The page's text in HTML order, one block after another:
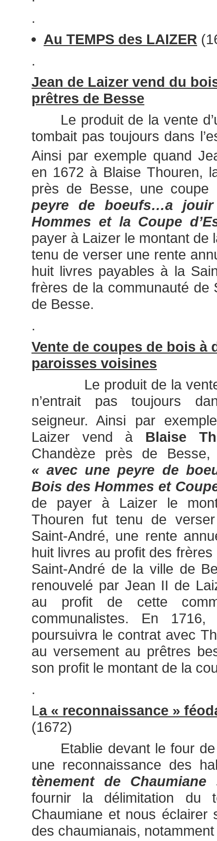
.
Au TEMPS des LAIZER
.
Jean de Laizer vend du
prêtres de Besse
Le produit de la vente
tombait pas toujours dans
Ainsi par exemple quand
en 1672 à Blaise Thouren,
près de Besse, une
peyre de boeufs…a
Hommes et la Coupe
payer à Laizer le montant de
tenu de verser une rente
huit livres payables à la
frères de la communauté de
de Besse.
.
Vente de coupes de bois à
paroisses voisines
Le produit de la vente
n’entrait pas toujours
seigneur. Ainsi par
Laizer vend à Blaise
Chandèze près de
« avec une peyre de
Bois des Hommes et
de payer à Laizer le
Thouren fut tenu de
Saint-André, une rente
huit livres au profit des
Saint-André de la ville de
renouvelé par Jean II de
au profit de cette
communalistes. En
poursuivra le contrat avec
au versement au prêtres
son profit le montant de la
.
La « reconnaissance »
(1672)
Etablie devant le four de
une reconnaissance des
tènement de Chaumiane
fournir la délimitation du
Chaumiane et nous éclairer
des chaumianais,